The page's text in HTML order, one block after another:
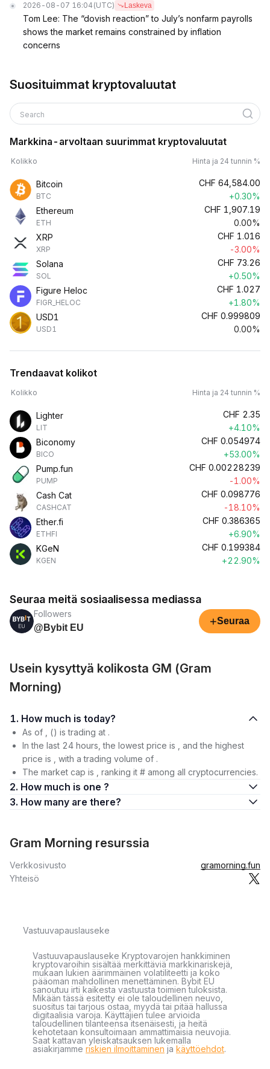
2026-08-07 16:04 (UTC) Laskeva
Tom Lee: The “dovish reaction” to July’s nonfarm payrolls
shows the market remains constrained by inflation
concerns
Suosituimmat kryptovaluutat
Search
Markkina-arvoltaan suurimmat kryptovaluutat
Kolikko Hinta ja 24 tunnin %
Bitcoin
BTC
CHF 64,584.00
+0.30%
Ethereum
ETH
CHF 1,907.19
0.00%
XRP
XRP
CHF 1.016
-3.00%
Solana
SOL
CHF 73.26
+0.50%
Figure Heloc
FIGR_HELOC
CHF 1.027
+1.80%
USD1
USD1
CHF 0.999809
0.00%
Trendaavat kolikot
Kolikko Hinta ja 24 tunnin %
Lighter
LIT
CHF 2.35
+4.10%
Biconomy
BICO
CHF 0.054974
+53.00%
Pump.fun
PUMP
CHF 0.00228239
-1.00%
Cash Cat
CASHCAT
CHF 0.098776
-18.10%
Ether.fi
ETHFI
CHF 0.386365
+6.90%
KGeN
KGEN
CHF 0.199384
+22.90%
Seuraa meitä sosiaalisessa mediassa
Followers
@Bybit EU
+Seuraa
Usein kysyttyä kolikosta GM (Gram
Morning)
1. How much is today?
As of , () is trading at .
In the last 24 hours, the lowest price is , and the highest
price is , with a trading volume of .
The market cap is , ranking it # among all cryptocurrencies.
2. How much is one ?
3. How many are there?
Gram Morning resurssia
Verkkosivusto
gramorning.fun
Yhteisö
Vastuuvapauslauseke
Vastuuvapauslauseke Kryptovarojen hankkiminen
kryptovaroihin sisältää merkittäviä markkinariskejä,
mukaan lukien äärimmäinen volatiliteetti ja koko
pääoman mahdollinen menettäminen. Bybit EU
sanoutuu irti kaikesta vastuusta toimien tuloksista.
Mikään tässä esitetty ei ole taloudellinen neuvo,
suositus tai tarjous ostaa, myydä tai pitää hallussa
digitaalisia varoja. Käyttäjien tulee arvioida
taloudellinen tilanteensa itsenäisesti, ja heitä
kehotetaan konsultoimaan ammattimaisia neuvojia.
Saat kattavan yleiskatsauksen lukemalla
asiakirjamme riskien ilmoittaminen ja käyttöehdot.